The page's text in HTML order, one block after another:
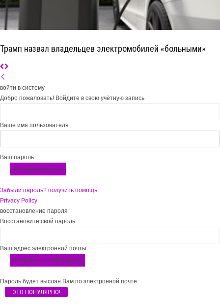
Трамп назвал владельцев электромобилей «больными»
войти в систему
Добро пожаловать! Войдите в свою учётную запись
Ваше имя пользователя
Ваш пароль
Забыли пароль? получить помощь
Privacy Policy
восстановление пароля
Восстановите свой пароль
Ваш адрес электронной почты
Пароль будет выслан Вам по электронной почте.
ЭТО ПОПУЛЯРНО!